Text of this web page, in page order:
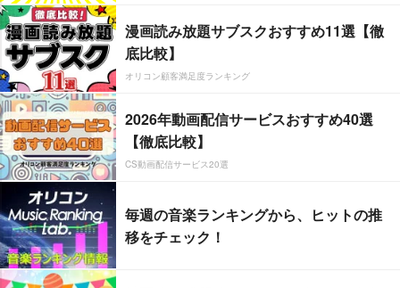
漫画読み放題サブスクおすすめ11選【徹
底比較】
オリコン顧客満足度ランキング
2026年動画配信サービスおすすめ40選
【徹底比較】
CS動画配信サービス20選
毎週の音楽ランキングから、ヒットの推
移をチェック！